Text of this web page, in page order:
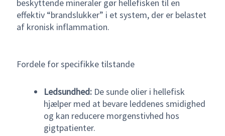
beskyttende mineraler gør hellefisken til en
effektiv “brandslukker” i et system, der er belastet
af kronisk inflammation.
Fordele for specifikke tilstande
Ledsundhed:De sunde olier i hellefisk
hjælper med at bevare leddenes smidighed
og kan reducere morgenstivhed hos
gigtpatienter.